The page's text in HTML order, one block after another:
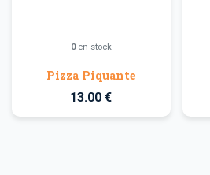
0en stock
Pizza Piquante
13.00 €